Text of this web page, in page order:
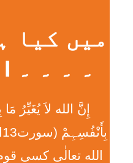
میں کیا
۔ ۔ ۔ ۔ What Am I
إِنَّ الله لاَ يُغَيِّرُ
الله تعالٰی کسی